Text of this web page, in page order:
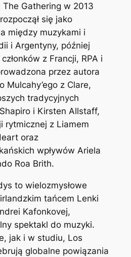
The Gathering w 2013
się jako
między muzykami i
i Argentyny, później
z Francji, RPA i
przez autora
Mulcahy’ego z Clare,
tradycyjnych
i Kirsten Allstaff,
rytmicznej z Liamem
oraz
wpływów Ariela
Roa Brith.
to wielozmysłowe
tańcem Lenki
Kafonkovej,
spektakl do muzyki.
jak i w studiu, Los
globalne powiązania